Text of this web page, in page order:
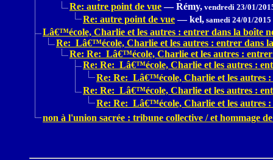
Re: autre point de vue — Rémy, vendredi 23/01/
Re: autre point de vue — kel, samedi 24/01/2015
Lâ€™école, Charlie et les autres : entrer dans la boîte
Re: Lâ€™école, Charlie et les autres : entrer dans la
Re: Re: Lâ€™école, Charlie et les autres : entrer
Re: Re: Lâ€™école, Charlie et les autres :
Re: Re: Lâ€™école, Charlie et les autres :
Re: Re: Lâ€™école, Charlie et les autres :
Re: Re: Lâ€™école, Charlie et les autres :
non à l'union sacrée : tribune collective / et hommage